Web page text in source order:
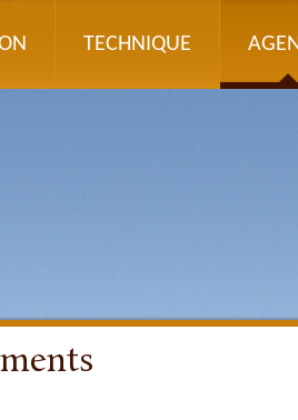
TECHNIQUE